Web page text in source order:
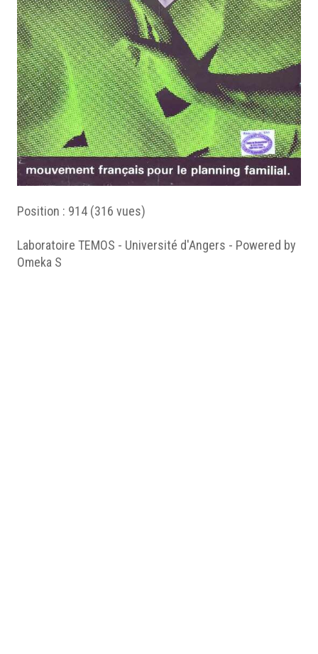
Position : 914 (316 vues)
Laboratoire TEMOS - Université d'Angers - Powered by
Omeka S